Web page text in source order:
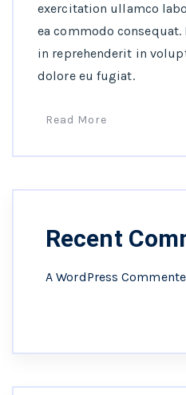
exercitation ullamco
ea commodo
in reprehenderit in
dolore eu fugiat.
Read More
Recent
A WordPress